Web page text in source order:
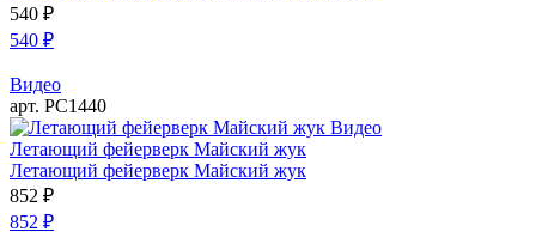
540 ₽
540 ₽
Видео
арт. РС1440
Видео
Летающий фейерверк Майский жук
Летающий фейерверк Майский жук
852 ₽
852 ₽